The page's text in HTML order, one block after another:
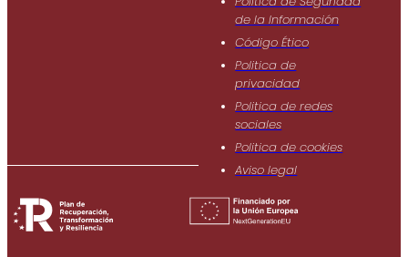
de Ia Información
Código Ético
Politica de
privacidad
Politica de redes
sociales
Politica de cookies
Aviso legal